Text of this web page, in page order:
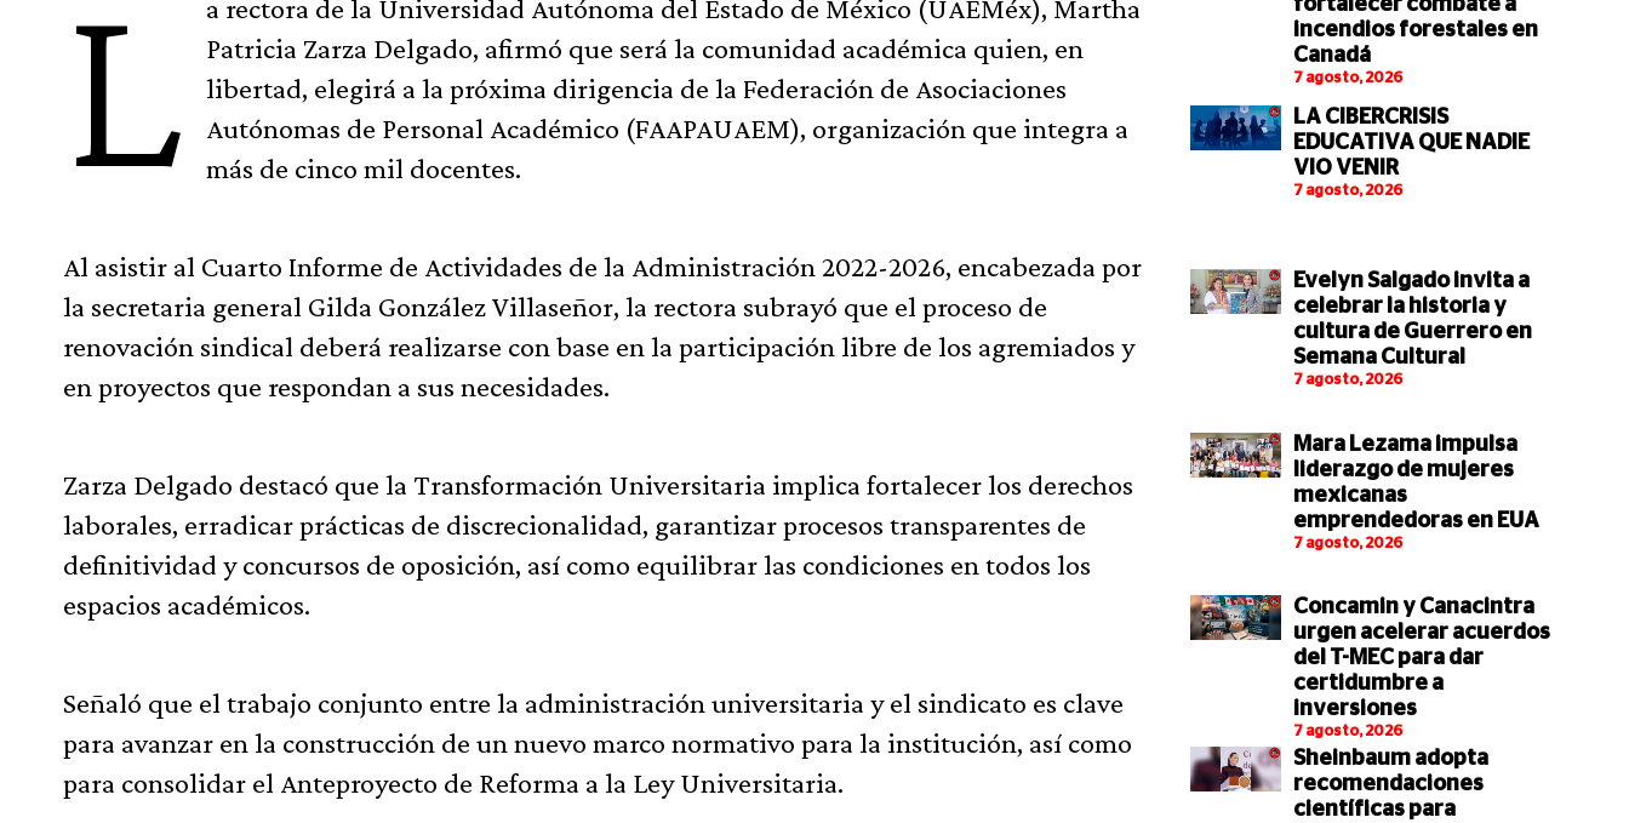
L
a rectora de la Universidad Autónoma del Estado de México (UAEMéx), Martha
Patricia Zarza Delgado, afirmó que será la comunidad académica quien, en
libertad, elegirá a la próxima dirigencia de la Federación de Asociaciones
Autónomas de Personal Académico (FAAPAUAEM), organización que integra a
más de cinco mil docentes.
Al asistir al Cuarto Informe de Actividades de la Administración 2022-2026, encabezada por
la secretaria general Gilda González Villaseñor, la rectora subrayó que el proceso de
renovación sindical deberá realizarse con base en la participación libre de los agremiados y
en proyectos que respondan a sus necesidades.
Zarza Delgado destacó que la Transformación Universitaria implica fortalecer los derechos
laborales, erradicar prácticas de discrecionalidad, garantizar procesos transparentes de
definitividad y concursos de oposición, así como equilibrar las condiciones en todos los
espacios académicos.
Señaló que el trabajo conjunto entre la administración universitaria y el sindicato es clave
para avanzar en la construcción de un nuevo marco normativo para la institución, así como
para consolidar el Anteproyecto de Reforma a la Ley Universitaria.
fortalecer combate a
incendios forestales en
Canadá
7 agosto, 2026
LA CIBERCRISIS
EDUCATIVA QUE NADIE
VIO VENIR
7 agosto, 2026
Evelyn Salgado invita a
celebrar la historia y
cultura de Guerrero en
Semana Cultural
7 agosto, 2026
Mara Lezama impulsa
liderazgo de mujeres
mexicanas
emprendedoras en EUA
7 agosto, 2026
Concamin y Canacintra
urgen acelerar acuerdos
del T-MEC para dar
certidumbre a
inversiones
7 agosto, 2026
Sheinbaum adopta
recomendaciones
científicas para